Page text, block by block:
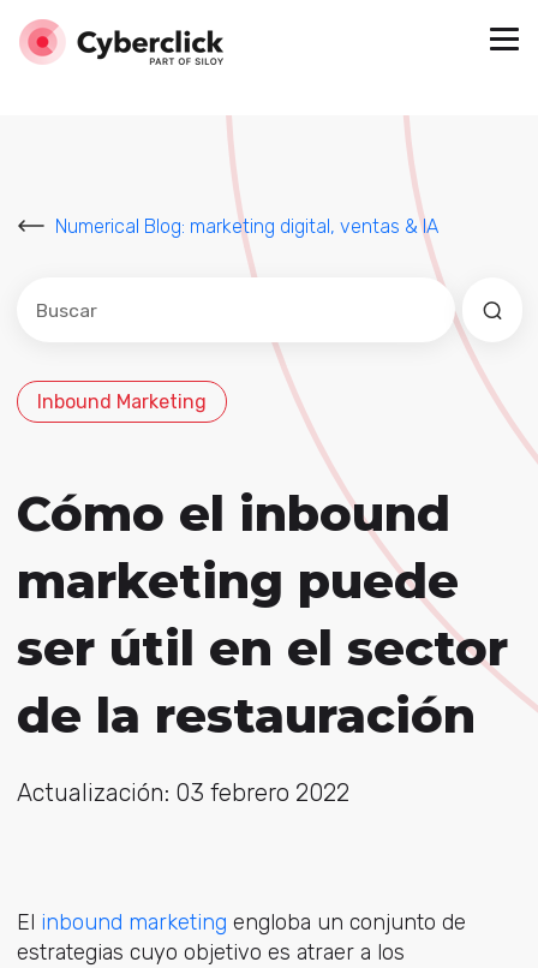
Numerical Blog: marketing digital, ventas & IA
Este es un campo de búsqueda con una función de
No hay sugerencias porque el campo de
Inbound Marketing
Cómo el inbound
marketing puede
ser útil en el sector
de la restauración
Actualización: 03 febrero 2022
El inbound marketing engloba un conjunto de
estrategias cuyo objetivo es atraer a los